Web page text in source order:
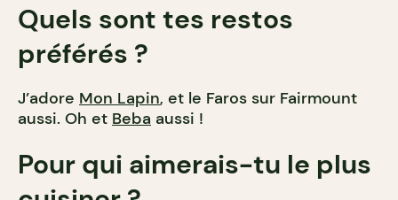
Quels sont tes restos
préférés ?
J’adore Mon Lapin, et le Faros sur Fairmount
aussi. Oh et Beba aussi !
Pour qui aimerais-tu le plus